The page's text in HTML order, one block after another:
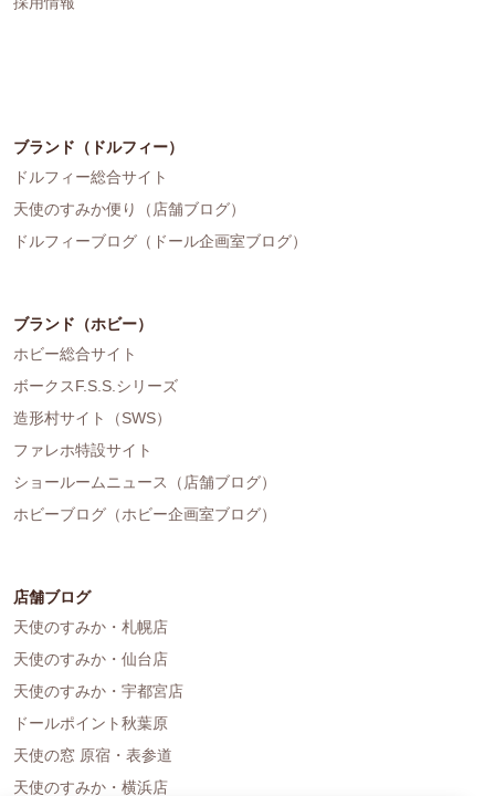
ブランド（ドルフィー）
ドルフィー総合サイト
天使のすみか便り（店舗ブログ）
ドルフィーブログ（ドール企画室ブログ）
ブランド（ホビー）
ホビー総合サイト
ボークスF.S.S.シリーズ
造形村サイト（SWS）
ファレホ特設サイト
ショールームニュース（店舗ブログ）
ホビーブログ（ホビー企画室ブログ）
店舗ブログ
天使のすみか・札幌店
天使のすみか・仙台店
天使のすみか・宇都宮店
ドールポイント秋葉原
天使の窓 原宿・表参道
天使のすみか・横浜店